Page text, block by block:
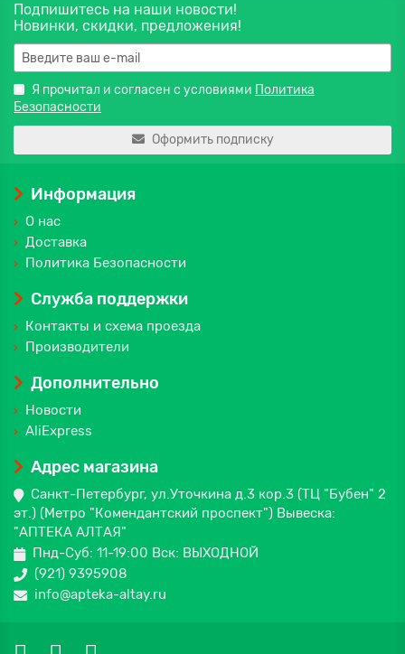
Подпишитесь на наши новости!
Новинки, скидки, предложения!
Я прочитал и согласен с условиями Политика
Безопасности
Оформить подписку
Информация
О нас
Доставка
Политика Безопасности
Служба поддержки
Контакты и схема проезда
Производители
Дополнительно
Новости
AliExpress
Адрес магазина
Санкт-Петербург, ул.Уточкина д.3 кор.3 (ТЦ "Бубен" 2
эт.) (Метро "Комендантский проспект") Вывеска:
"АПТЕКА АЛТАЯ"
Пнд-Суб: 11-19:00 Вск: ВЫХОДНОЙ
(921) 9395908
info@apteka-altay.ru